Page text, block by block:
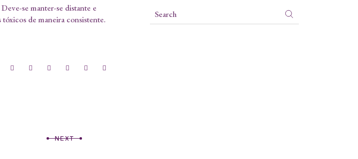
se manter-se distante e
de maneira consistente.
NEXT